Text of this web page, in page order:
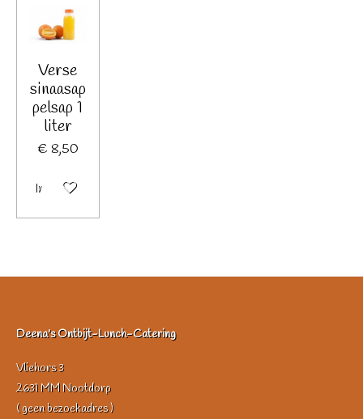
Verse
sinaasap
pelsap 1
liter
€ 8,50
In winkelwagen
Deena's Ontbijt-Lunch-Catering
Vliehors 3
2631 MM Nootdorp
( geen bezoekadres )